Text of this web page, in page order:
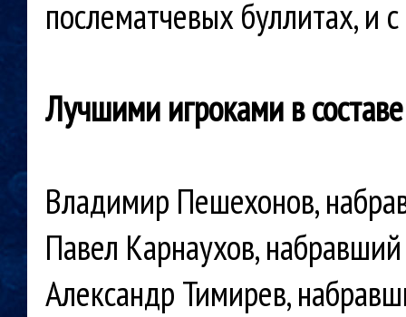
послематчевых буллитах, и
Лучшими игроками в
Владимир Пешехонов,
Павел Карнаухов,
Александр Тимирев,